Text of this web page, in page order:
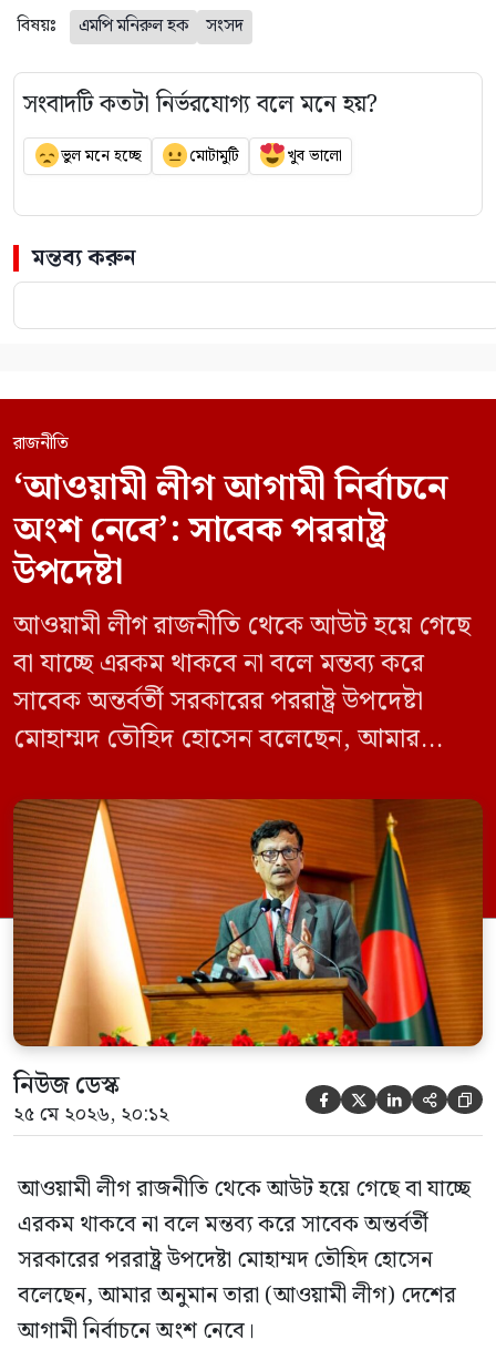
বিষয়ঃ এমপি মনিরুল হক সংসদ
সংবাদটি কতটা নির্ভরযোগ্য বলে মনে হয়?
ভুল মনে হচ্ছে মোটামুটি খুব ভালো
মন্তব্য করুন
রাজনীতি
‘আওয়ামী লীগ আগামী নির্বাচনে
অংশ নেবে’: সাবেক পররাষ্ট্র
উপদেষ্টা
আওয়ামী লীগ রাজনীতি থেকে আউট হয়ে গেছে
বা যাচ্ছে এরকম থাকবে না বলে মন্তব্য করে
সাবেক অন্তর্বর্তী সরকারের পররাষ্ট্র উপদেষ্টা
মোহাম্মদ তৌহিদ হোসেন বলেছেন, আমার
নির্বাচনে অংশ নেবে। সম্প্রতি দেশের একটি
বেসরকারি টেলিভিশনে দেয়া সাক্ষাৎকারে তিনি
এসব কথা বলেন। আওয়ামী লীগ সরকারের সময়
হওয়া অত্যাচার-নিপীড়ন মানুষ ভুলে যাবে এমন
[…]
নিউজ ডেস্ক
২৫ মে ২০২৬, ২০:১২     
আওয়ামী লীগ রাজনীতি থেকে আউট হয়ে গেছে বা যাচ্ছে
এরকম থাকবে না বলে মন্তব্য করে সাবেক অন্তর্বর্তী
সরকারের পররাষ্ট্র উপদেষ্টা মোহাম্মদ তৌহিদ হোসেন
বলেছেন, আমার অনুমান তারা (আওয়ামী লীগ) দেশের
আগামী নির্বাচনে অংশ নেবে।